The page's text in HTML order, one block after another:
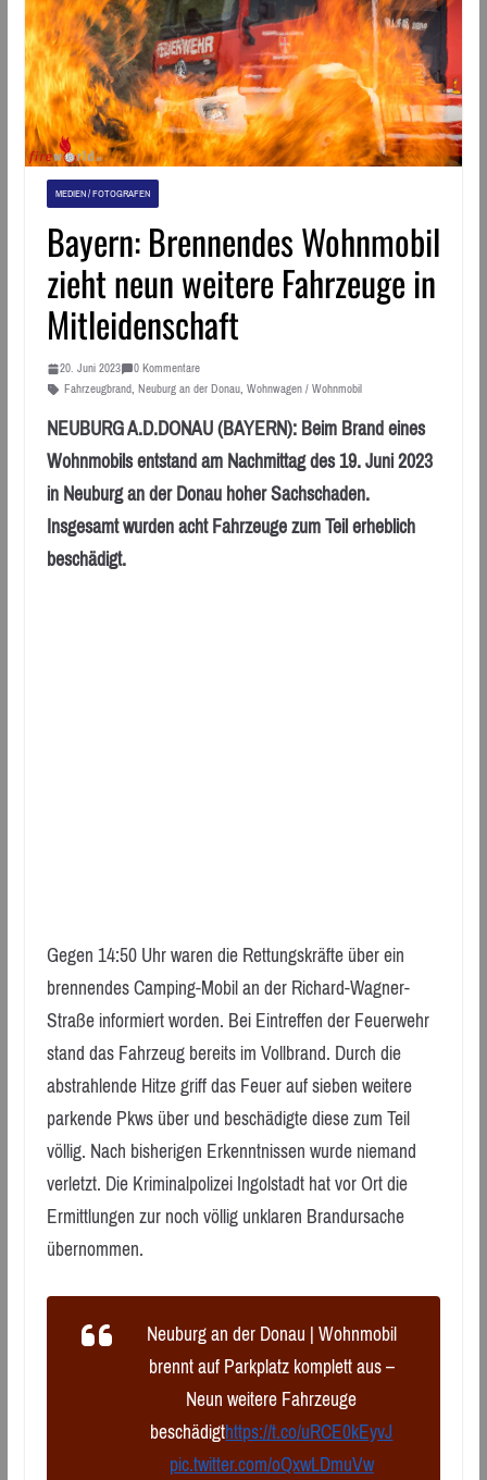
MEDIEN / FOTOGRAFEN
Bayern: Brennendes Wohnmobil
zieht neun weitere Fahrzeuge in
Mitleidenschaft
20. Juni 2023
0 Kommentare
Fahrzeugbrand, Neuburg an der Donau, Wohnwagen / Wohnmobil
NEUBURG A.D.DONAU (BAYERN): Beim Brand eines
Wohnmobils entstand am Nachmittag des 19. Juni 2023
in Neuburg an der Donau hoher Sachschaden.
Insgesamt wurden acht Fahrzeuge zum Teil erheblich
beschädigt.
Gegen 14:50 Uhr waren die Rettungskräfte über ein
brennendes Camping-Mobil an der Richard-Wagner-
Straße informiert worden. Bei Eintreffen der Feuerwehr
stand das Fahrzeug bereits im Vollbrand. Durch die
abstrahlende Hitze griff das Feuer auf sieben weitere
parkende Pkws über und beschädigte diese zum Teil
völlig. Nach bisherigen Erkenntnissen wurde niemand
verletzt. Die Kriminalpolizei Ingolstadt hat vor Ort die
Ermittlungen zur noch völlig unklaren Brandursache
übernommen.
Neuburg an der Donau | Wohnmobil
brennt auf Parkplatz komplett aus –
Neun weitere Fahrzeuge
beschädigthttps://t.co/uRCE0kEyvJ
pic.twitter.com/oQxwLDmuVw